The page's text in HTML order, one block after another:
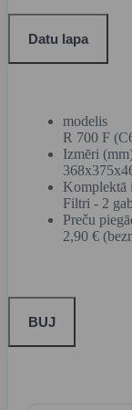
Datu lapa
modelis
R 700 F
Izmēri
Komplektā
Filtri - 2
Preču
2,90 €
BUJ